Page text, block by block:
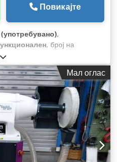
Повикајте
,
, број на
тежина:
Мал оглас